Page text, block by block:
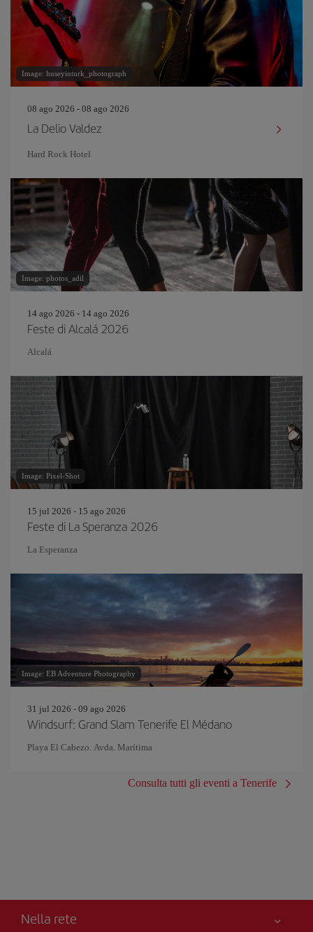
Image: huseyinturk_photograph
08 ago 2026 - 08 ago 2026
La Delio Valdez
Hard Rock Hotel
Image: photos_adil
14 ago 2026 - 14 ago 2026
Feste di Alcalá 2026
Alcalá
Image: Pixel-Shot
15 jul 2026 - 15 ago 2026
Feste di La Speranza 2026
La Esperanza
Image: EB Adventure Photography
31 jul 2026 - 09 ago 2026
Windsurf: Grand Slam Tenerife El Médano
Playa El Cabezo. Avda. Marítima
Consulta tutti gli eventi a Tenerife
Nella rete